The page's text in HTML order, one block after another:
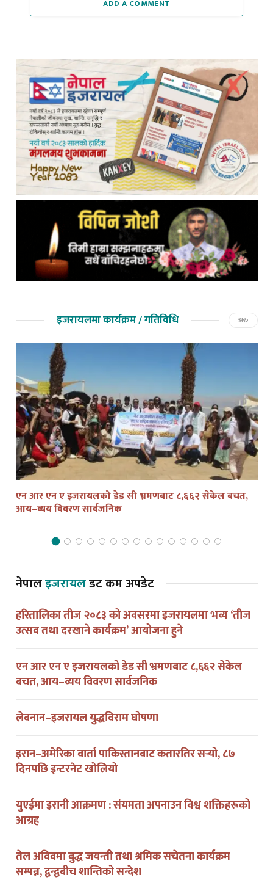
इजरायलमा कार्यक्रम / गतिविधि
एन आर एन ए इजरायलको डेड सी भ्रमणबाट ८,६६२ सेकेल बचत,
आय–व्यय विवरण सार्वजनिक
नेपाल डट कम अपडेट
हरितालिका तीज २०८३ को अवसरमा इजरायलमा भव्य ‘तीज
उत्सव तथा दरखाने कार्यक्रम’ आयोजना हुने
एन आर एन ए इजरायलको डेड सी भ्रमणबाट ८,६६२ सेकेल
बचत, आय–व्यय विवरण सार्वजनिक
लेबनान–इजरायल युद्धविराम घोषणा
इरान–अमेरिका वार्ता पाकिस्तानबाट कतारतिर सर्‍यो, ८७
दिनपछि इन्टरनेट खोलियो
युएईमा इरानी आक्रमण : संयमता अपनाउन विश्व शक्तिहरूको
आग्रह
तेल अविवमा बुद्ध जयन्ती तथा श्रमिक सचेतना कार्यक्रम
सम्पन्न, द्वन्द्वबीच शान्तिको सन्देश